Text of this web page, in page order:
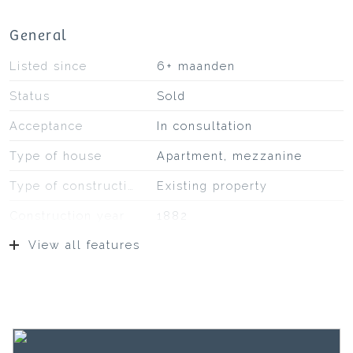
General
Listed since 6+ maanden
Status Sold
Acceptance In consultation
Type of house Apartment, mezzanine
Existing property
1882
Type of roof
View all features